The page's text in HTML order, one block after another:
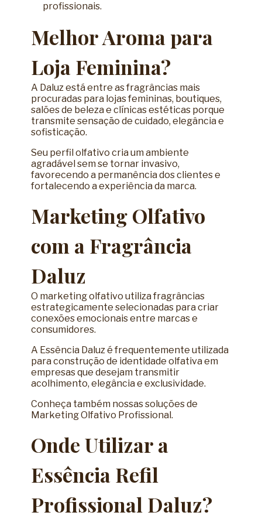
profissionais.
Melhor Aroma para
Loja Feminina?
A Daluz está entre as fragrâncias mais
procuradas para lojas femininas, boutiques,
salões de beleza e clínicas estéticas porque
transmite sensação de cuidado, elegância e
sofisticação.
Seu perfil olfativo cria um ambiente
agradável sem se tornar invasivo,
favorecendo a permanência dos clientes e
fortalecendo a experiência da marca.
Marketing Olfativo
com a Fragrância
Daluz
O marketing olfativo utiliza fragrâncias
estrategicamente selecionadas para criar
conexões emocionais entre marcas e
consumidores.
A Essência Daluz é frequentemente utilizada
para construção de identidade olfativa em
empresas que desejam transmitir
acolhimento, elegância e exclusividade.
Conheça também nossas soluções de
Marketing Olfativo Profissional.
Onde Utilizar a
Essência Refil
Profissional Daluz?